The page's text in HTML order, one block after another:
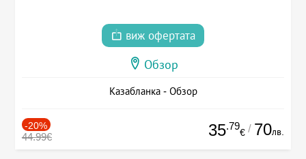
виж офертата
Обзор
Казабланка - Обзор
-20%
44.99€ 35.79
€ / 70лв.